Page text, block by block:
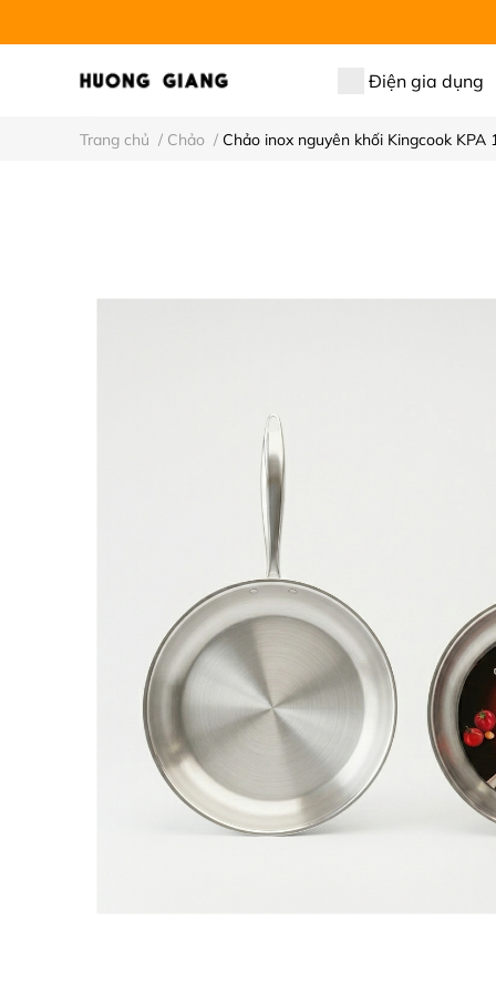
Điện gia dụng
Trang chủ / Chảo / Chảo inox nguyên khối Kingcook KPA